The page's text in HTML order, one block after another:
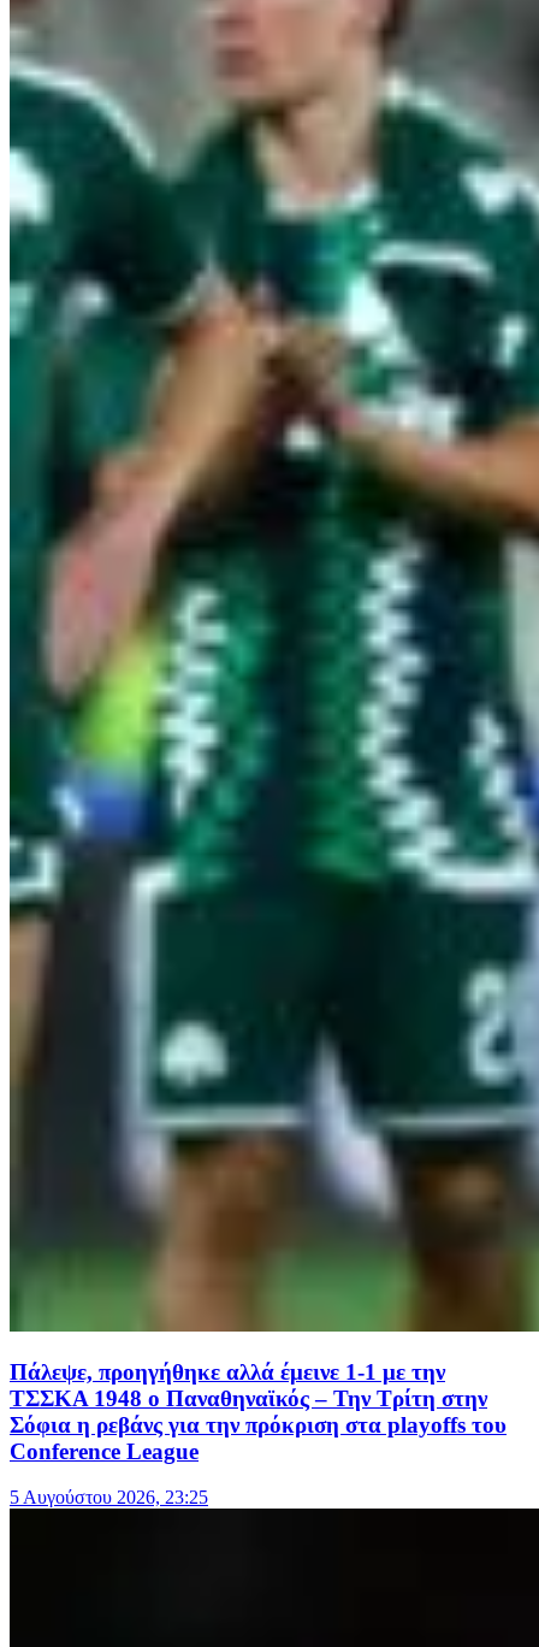
Πάλεψε, προηγήθηκε αλλά έμεινε 1-1 με την
ΤΣΣΚΑ 1948 ο Παναθηναϊκός – Την Τρίτη στην
Σόφια η ρεβάνς για την πρόκριση στα playoffs του
Conference League
5 Αυγούστου 2026, 23:25